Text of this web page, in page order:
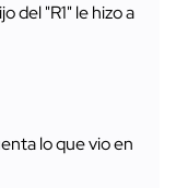
del "R1" le hizo a
lo que vio en